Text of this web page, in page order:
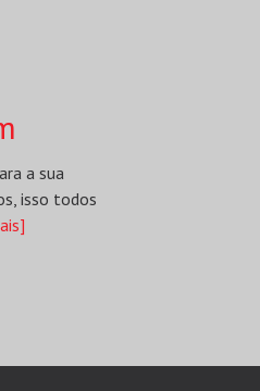
a sua
isso todos